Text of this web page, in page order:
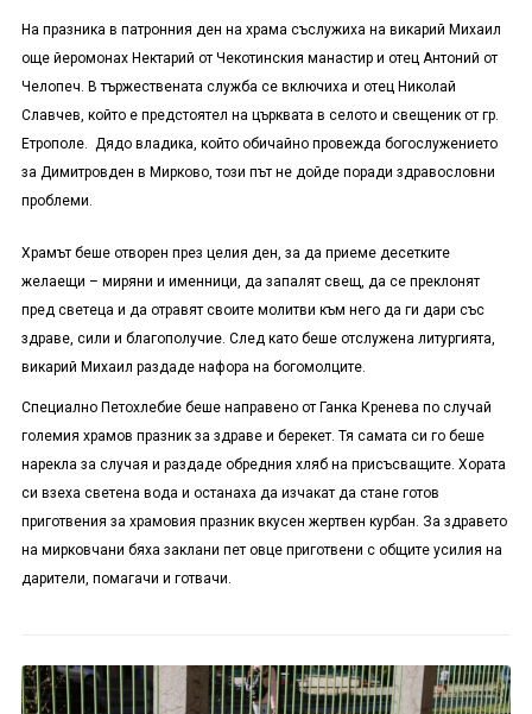
На празника в патронния ден на храма съслужиха на викарий Михаил
още йеромонах Нектарий от Чекотинския манастир и отец Антоний от
Челопеч. В тържествената служба се включиха и отец Николай
Славчев, който е предстоятел на църквата в селото и свещеник от гр.
Етрополе. Дядо владика, който обичайно провежда богослужението
за Димитровден в Мирково, този път не дойде поради здравословни
проблеми.
Храмът беше отворен през целия ден, за да приеме десетките
желаещи – миряни и именници, да запалят свещ, да се преклонят
пред светеца и да отравят своите молитви към него да ги дари със
здраве, сили и благополучие. След като беше отслужена литургията,
викарий Михаил раздаде нафора на богомолците.
Специално Петохлебие беше направено от Ганка Кренева по случай
големия храмов празник за здраве и берекет. Тя самата си го беше
нарекла за случая и раздаде обредния хляб на присъсващите. Хората
си взеха светена вода и останаха да изчакат да стане готов
приготвения за храмовия празник вкусен жертвен курбан. За здравето
на мирковчани бяха заклани пет овце приготвени с общите усилия на
дарители, помагачи и готвачи.